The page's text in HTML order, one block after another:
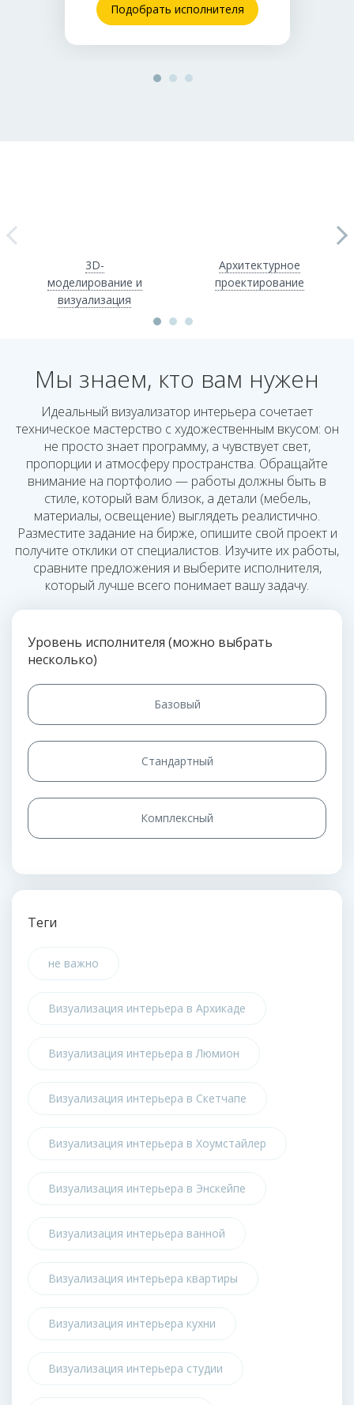
Подобрать исполнителя
3D-
моделирование и
визуализация
Архитектурное
проектирование
Мы знаем, кто вам нужен
Идеальный визуализатор интерьера сочетает
техническое мастерство с художественным вкусом: он
не просто знает программу, а чувствует свет,
пропорции и атмосферу пространства. Обращайте
внимание на портфолио — работы должны быть в
стиле, который вам близок, а детали (мебель,
материалы, освещение) выглядеть реалистично.
Разместите задание на бирже, опишите свой проект и
получите отклики от специалистов. Изучите их работы,
сравните предложения и выберите исполнителя,
который лучше всего понимает вашу задачу.
Уровень исполнителя (можно выбрать
несколько)
Базовый
Стандартный
Комплексный
Теги
не важно
Визуализация интерьера в Архикаде
Визуализация интерьера в Люмион
Визуализация интерьера в Скетчапе
Визуализация интерьера в Хоумстайлер
Визуализация интерьера в Энскейпе
Визуализация интерьера ванной
Визуализация интерьера квартиры
Визуализация интерьера кухни
Визуализация интерьера студии